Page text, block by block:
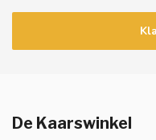
De Kaarswinkel